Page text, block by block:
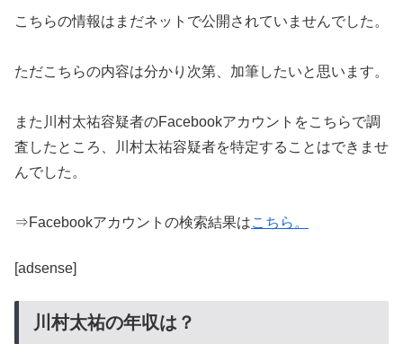
こちらの情報はまだネットで公開されていませんでした。
ただこちらの内容は分かり次第、加筆したいと思います。
また川村太祐容疑者のFacebookアカウントをこちらで調
査したところ、川村太祐容疑者を特定することはできませ
んでした。
⇒Facebookアカウントの検索結果はこちら。
[adsense]
川村太祐の年収は？